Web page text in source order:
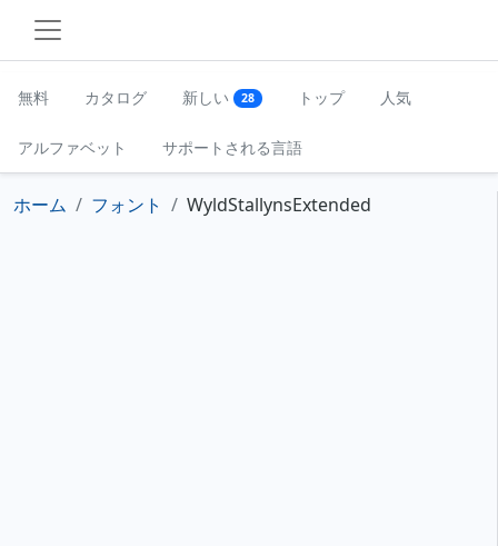
無料 カタログ 新しい 28 トップ 人気
アルファベット サポートされる言語
ホーム フォント WyldStallynsExtended